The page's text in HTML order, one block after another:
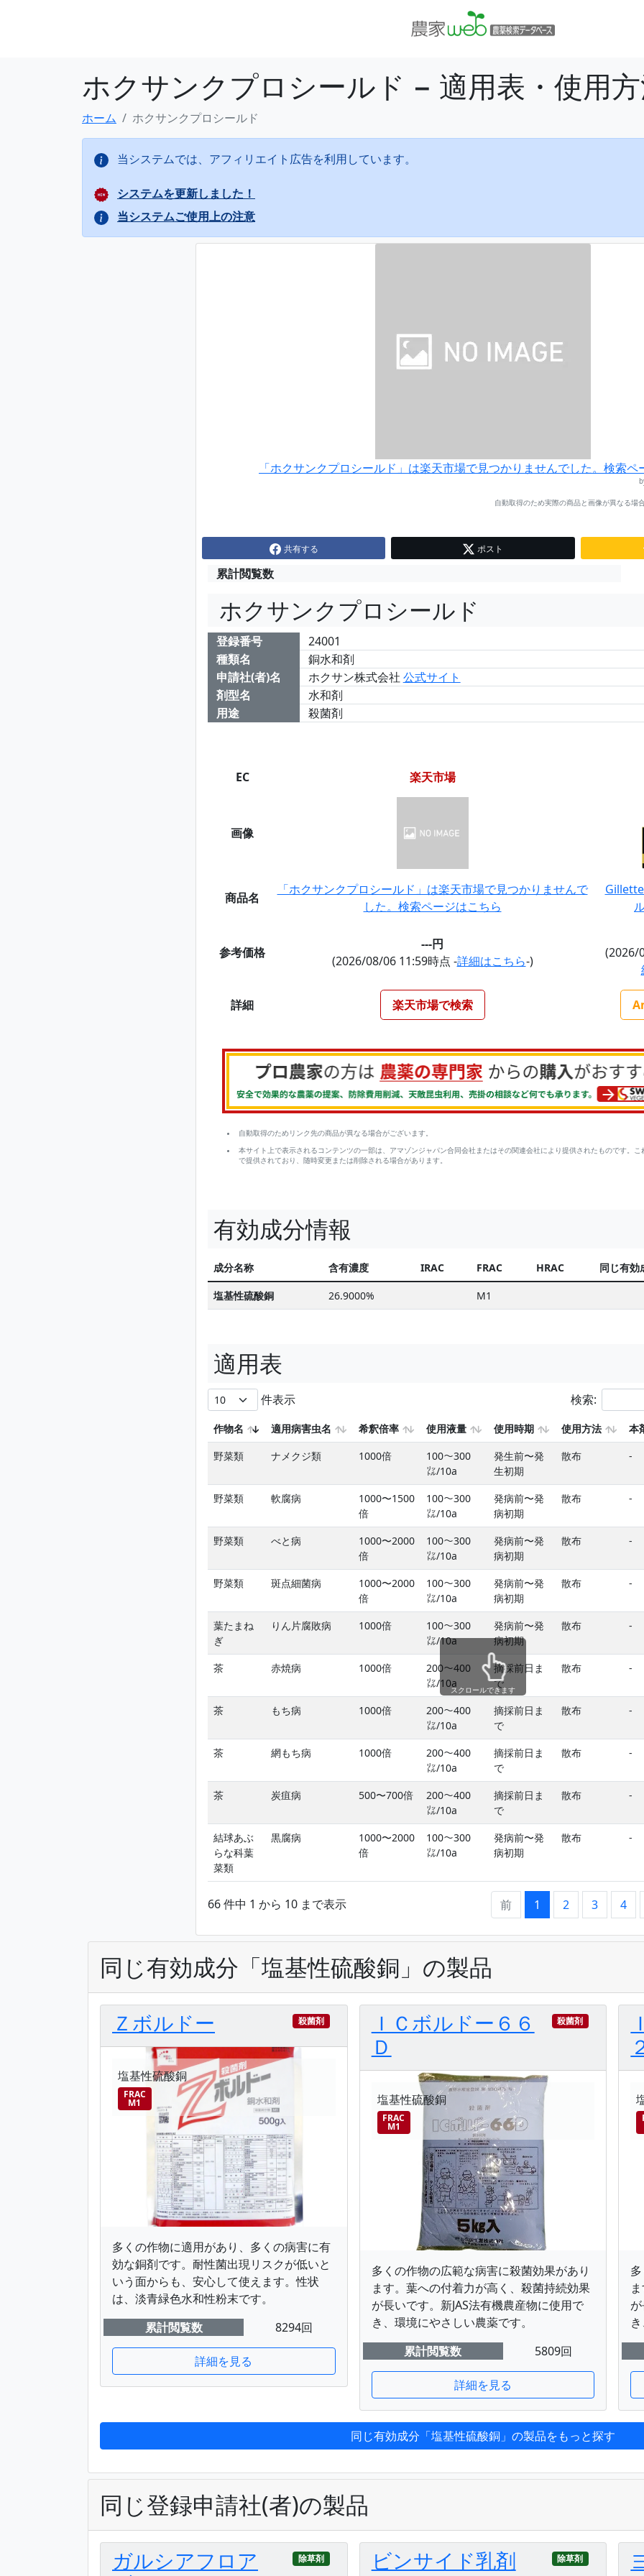
ホクサンクプロシールド − 適用表・使用
ホーム ホクサンクプロシールド
当システムでは、アフィリエイト広告を利用しています。
システムを更新しました！
当システムご使用上の注意
「ホクサンクプロシールド」は楽天市場で見つかりませんでした。検索ペ
自動取得のため実際の商品と画像が異なる場
共有する ポスト
累計閲覧数
ホクサンクプロシールド
登録番号
24001
種類名
銅水和剤
申請社(者)名
ホクサン株式会社 公式サイト
剤型名
水和剤
用途
殺菌剤
EC 楽天市場
画像
商品名
「ホクサンクプロシールド」は楽天市場で見つかりませんで
した。検索ページはこちら
参考価格
---円
(2026/08/06 11:59時点 -詳細はこちら-)
(2026/
詳細 楽天市場で検索
自動取得のためリンク先の商品が異なる場合がございます。
本サイト上で表示されるコンテンツの一部は、アマゾンジャパン合同会社またはその関連会社により提供されたものです。こ
で提供されており、随時変更または削除される場合があります。
有効成分情報
成分名称 含有濃度 IRAC FRAC HRAC 同じ有効
塩基性硫酸銅 26.9000% M1
適用表
件表示 検索:
作物名 適用病害虫名 希釈倍率 使用液量 使用時期 使用方法 本
野菜類
ナメクジ類 1000倍
100〜300
㍑/10a
発生前〜発
生初期
散布 -
野菜類 軟腐病
1000〜1500
倍
100〜300
㍑/10a
発病前〜発
病初期
散布 -
野菜類 べと病
1000〜2000
倍
100〜300
㍑/10a
発病前〜発
病初期
散布 -
野菜類 斑点細菌病
1000〜2000
倍
100〜300
㍑/10a
発病前〜発
病初期
散布 -
葉たまね
ぎ
りん片腐敗病 1000倍
100〜300
㍑/10a
発病前〜発
病初期
散布 -
茶 赤焼病 1000倍
200〜400
㍑/10a
摘採前日ま
で
散布 -
茶 もち病 1000倍
200〜400
㍑/10a
摘採前日ま
で
散布 -
茶 網もち病 1000倍
200〜400
㍑/10a
摘採前日ま
で
散布 -
茶 炭疽病 500〜700倍
200〜400
㍑/10a
摘採前日ま
で
散布 -
結球あぶ
らな科葉
菜類
黒腐病
1000〜2000
倍
100〜300
㍑/10a
発病前〜発
病初期
散布 -
66 件中 1 から 10 まで表示 前 1 2 3 4
スクロールできます
同じ有効成分「塩基性硫酸銅」の製品
Ｚボルドー 殺菌剤
塩基性硫酸銅
FRAC
M1
多くの作物に適用があり、多くの病害に有
効な銅剤です。耐性菌出現リスクが低いと
いう面からも、安心して使えます。性状
は、淡青緑色水和性粉末です。
累計閲覧数
8294回
詳細を見る
ＩＣボルドー６６
Ｄ
殺菌剤
塩基性硫酸銅
FRAC
M1
多くの作物の広範な病害に殺菌効果があり
ます。葉への付着力が高く、殺菌持続効果
が長いです。新JAS法有機農産物に使用で
き、環境にやさしい農薬です。
累計閲覧数
5809回
詳細を見る
同じ有効成分「塩基性硫酸銅」の製品をもっと探す
同じ登録申請社(者)の製品
ガルシアフロア
除草剤 ビンサイド乳剤 除草剤